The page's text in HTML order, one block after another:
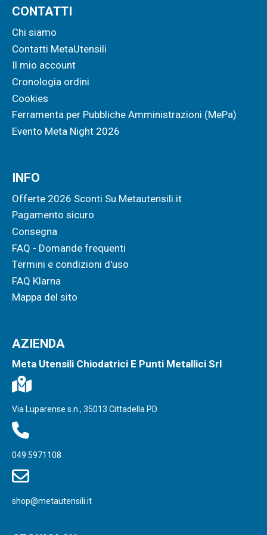
CONTATTI
Chi siamo
Contatti MetaUtensili
Il mio account
Cronologia ordini
Cookies
Ferramenta per Pubbliche Amministrazioni (MePa)
Evento Meta Night 2026
INFO
Offerte 2026 Sconti Su Metautensili.it
Pagamento sicuro
Consegna
FAQ - Domande frequenti
Termini e condizioni d'uso
FAQ Klarna
Mappa del sito
AZIENDA
Meta Utensili Chiodatrici E Punti Metallici Srl
Via Luparense s.n., 35013 Cittadella PD
049 5971108
shop@metautensili.it